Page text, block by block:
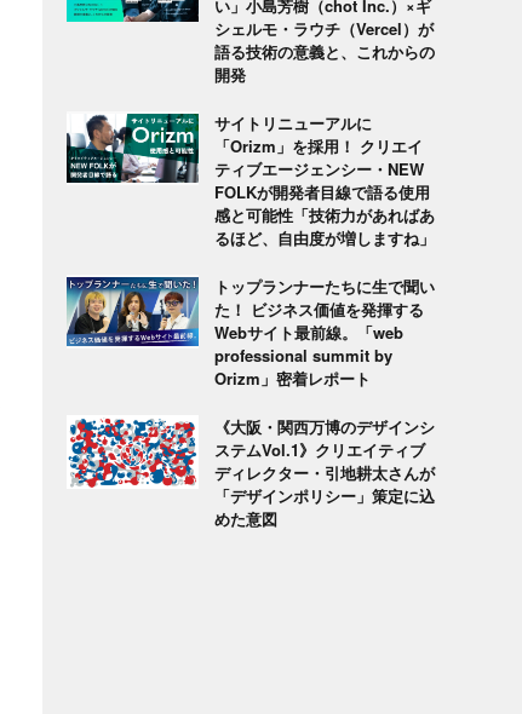
い」小島芳樹（chot Inc.）×ギ
シェルモ・ラウチ（Vercel）が
語る技術の意義と、これからの
開発
サイトリニューアルに
「Orizm」を採用！ クリエイ
ティブエージェンシー・NEW
FOLKが開発者目線で語る使用
感と可能性「技術力があればあ
るほど、自由度が増しますね」
トップランナーたちに生で聞い
た！ ビジネス価値を発揮する
Webサイト最前線。「web
professional summit by
Orizm」密着レポート
《大阪・関西万博のデザインシ
ステムVol.1》クリエイティブ
ディレクター・引地耕太さんが
「デザインポリシー」策定に込
めた意図